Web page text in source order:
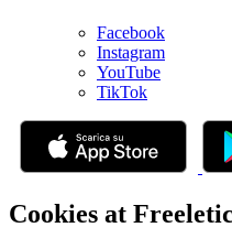
Facebook
Instagram
YouTube
TikTok
Cookies at